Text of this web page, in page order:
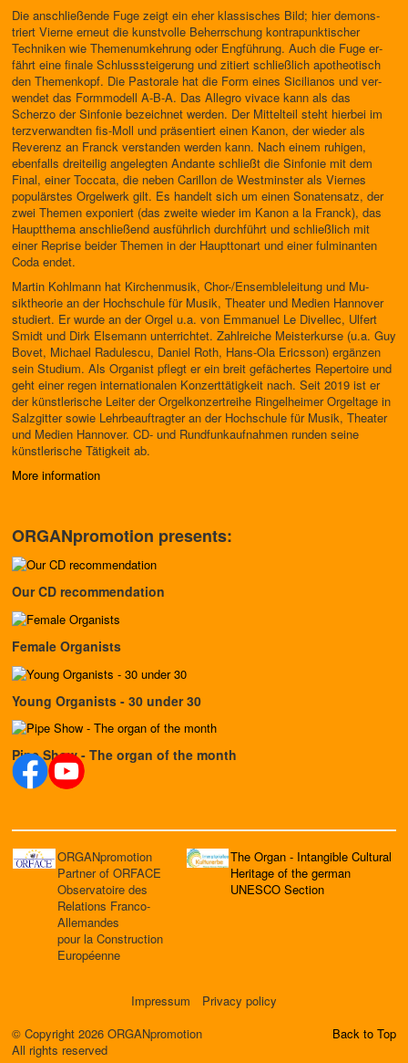
Die anschließende Fuge zeigt ein eher klassisches Bild; hier demons­
triert Vierne erneut die kunstvolle Beherrschung kontrapunktischer
Techniken wie Themenumkehrung oder Engführung. Auch die Fuge er­
fährt eine finale Schlusssteigerung und zitiert schließlich apotheotisch
den Themenkopf. Die Pastorale hat die Form eines Sicilianos und ver­
wendet das Formmodell A-B-A. Das Allegro vivace kann als das
Scherzo der Sinfonie bezeichnet werden. Der Mittelteil steht hierbei im
terzver­wandten fis-Moll und präsentiert einen Kanon, der wieder als
Reverenz an Franck verstanden werden kann. Nach einem ruhigen,
ebenfalls drei­teilig angelegten Andante schließt die Sinfonie mit dem
Final, einer Toc­cata, die neben Carillon de Westminster als Viernes
populärstes Orgel­werk gilt. Es handelt sich um einen Sonatensatz, der
zwei Themen expo­niert (das zweite wieder im Kanon a la Franck), das
Hauptthema an­schließend ausführlich durchführt und schließlich mit
einer Reprise beider Themen in der Haupttonart und einer fulminanten
Coda endet.
Martin Kohlmann hat Kirchenmusik, Chor-/Ensembleleitung und Mu­
siktheorie an der Hochschule für Musik, Theater und Medien Hannover
studiert. Er wurde an der Orgel u.a. von Emmanuel Le Divellec, Ulfert
Smidt und Dirk Elsemann unterrichtet. Zahlreiche Meisterkurse (u.a. Guy
Bovet, Michael Radulescu, Daniel Roth, Hans-Ola Ericsson) ergänzen
sein Studium. Als Organist pflegt er ein breit gefächertes Repertoire und
geht einer regen internationalen Konzerttätigkeit nach. Seit 2019 ist er
der künstlerische Leiter der Orgelkonzertreihe Ringelheimer Orgeltage in
Salzgitter sowie Lehrbeauftragter an der Hochschule für Musik, Thea­ter
und Medien Hannover. CD- und Rundfunkaufnahmen runden seine
künstlerische Tätigkeit ab.
More information
ORGANpromotion presents:
Our CD recommendation
Female Organists
Young Organists - 30 under 30
Pipe Show - The organ of the month
ORGANpromotion
Partner of ORFACE
Observatoire des
Relations Franco-
Allemandes
pour la Construction
Européenne
The Organ - Intangible Cultural
Heritage of the german
UNESCO Section
Impressum
Privacy policy
© Copyright 2026 ORGANpromotion
All rights reserved
Back to Top